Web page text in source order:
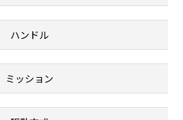
ハンドル
ミッション